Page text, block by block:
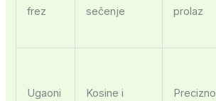
frez
sečenje
prolaz
Ugaoni
Kosine i
Precizno